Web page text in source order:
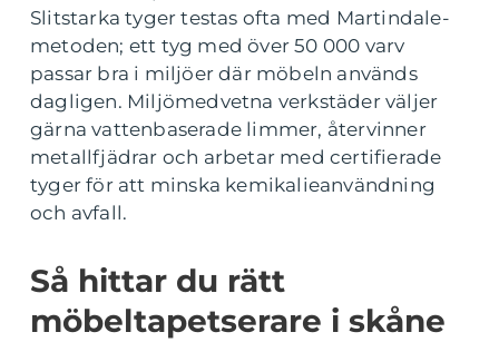
Slitstarka tyger testas ofta med Martindale-
metoden; ett tyg med över 50 000 varv
passar bra i miljöer där möbeln används
dagligen. Miljömedvetna verkstäder väljer
gärna vattenbaserade limmer, återvinner
metallfjädrar och arbetar med certifierade
tyger för att minska kemikalieanvändning
och avfall.
Så hittar du rätt
möbeltapetserare i skåne